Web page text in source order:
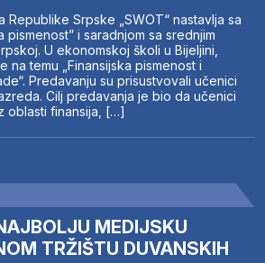
Republike Srpske „SWOT“ nastavlja sa
pismenost” i saradnjom sa srednjim
U ekonomskoj školi u Bijeljini,
na temu „Finansijska pismenost i
Predavanju su prisustvovali učenici
Cilj predavanja je bio da učenici
oblasti finansija, […]
MEDIJSKU
TRŽIŠTU DUVANSKIH